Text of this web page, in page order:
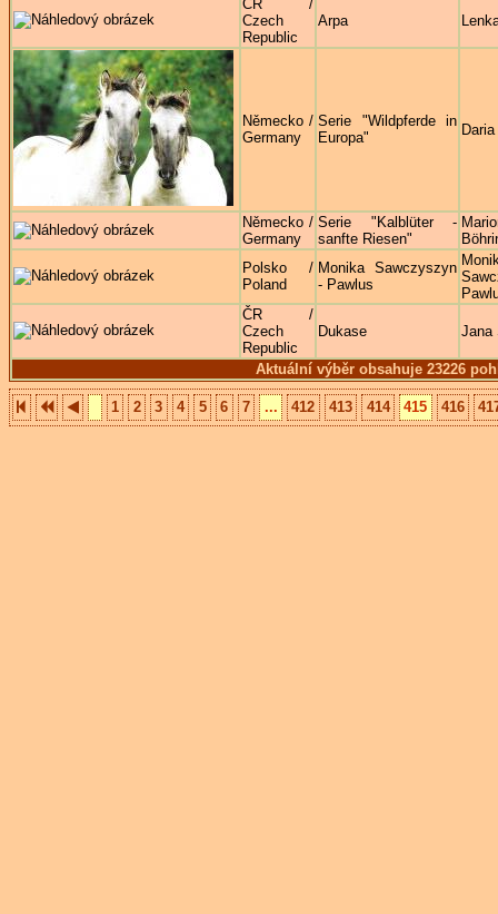
Aktuální výběr obsahuje 23226
ČR /
Czech
Republic
Arpa
Německo /
Germany
Serie "Wildpferde in
Europa"
Německo /
Germany
Serie "Kalblüter -
sanfte Riesen"
Polsko /
Poland
Monika Sawczyszyn
- Pawlus
ČR /
Czech
Republic
Dukase Jana
1 2 3 4 5 6 7 ... 412 413 414 415 416